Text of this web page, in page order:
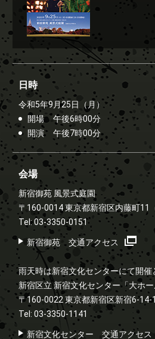
日時
令和5年9月25日（月）
開場
午後6時00分
開演
午後7時00分
会場
新宿御苑 風景式庭園
〒160-0014 東京都新宿区内藤町11
Tel: 03-3350-0151
新宿御苑 交通アクセス
雨天時は新宿文化センターにて開催
新宿区立 新宿文化センター「大ホー
〒160-0022 東京都新宿区新宿6-14-1
Tel: 03-3350-1141
新宿文化センター 交通アクセス